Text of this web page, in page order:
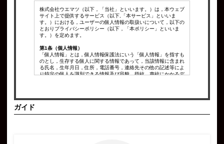
株式会社ウエマツ（以下，「当社」といいます。）は，本ウェブ
サイト上で提供するサービス（以下,「本サービス」といいま
す。）における，ユーザーの個人情報の取扱いについて，以下の
とおりプライバシーポリシー（以下，「本ポリシー」といいま
す。）を定めます。
第1条（個人情報）
「個人情報」とは，個人情報保護法にいう「個人情報」を指すも
のとし，生存する個人に関する情報であって，当該情報に含まれ
る氏名，生年月日，住所，電話番号，連絡先その他の記述等によ
り特定の個人を識別できる情報及び容貌，指紋，声紋にかかるデ
第2条（個人情報の収集方法）
ガイド